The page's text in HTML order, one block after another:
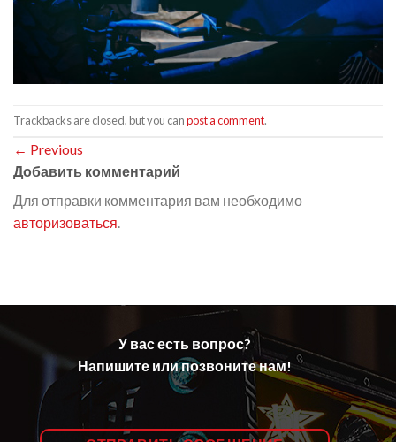
Trackbacks are closed, but you canpost a comment.
← Previous
Добавить комментарий
Для отправки комментария вам необходимо
авторизоваться.
У вас есть вопрос?
Напишите или позвоните нам!